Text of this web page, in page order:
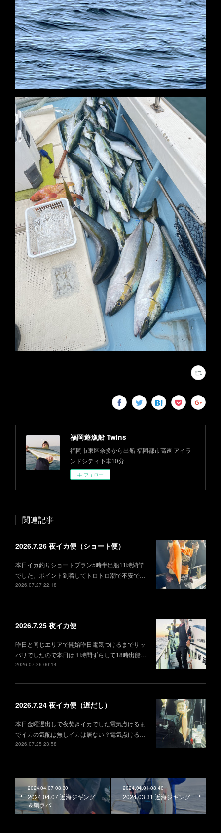
福岡遊漁船 Twins
福岡市東区奈多から出船 福岡都市高速 アイラ
ンドシティ下車10分
フォロー
関連記事
2026.7.26 夜イカ便（ショート便）
本日イカ釣りショートプラン5時半出船11時納竿
でした。ポイント到着してトロトロ潮で不安で…
2026.07.27 22:18
2026.7.25 夜イカ便
昨日と同じエリアで開始昨日電気つけるまでサッ
パリでしたので本日は１時間ずらして18時出船…
2026.07.26 00:14
2026.7.24 夜イカ便（遅だし）
本日金曜遅出しで夜焚きイカでした電気点けるま
でイカの気配は無しイカは居ない？電気点ける…
2026.07.25 23:58
2024.04.07 08:30
2024.04.07 近海ジギング
＆鯛ラバ
2024.04.01 08:40
2024.03.31 近海ジギング